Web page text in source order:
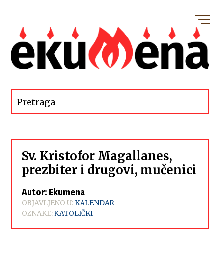
Sv. Kristofor Magallanes,
prezbiter i drugovi, mučenici
Autor: Ekumena
OBJAVLJENO U:KALENDAR
OZNAKE:KATOLIČKI